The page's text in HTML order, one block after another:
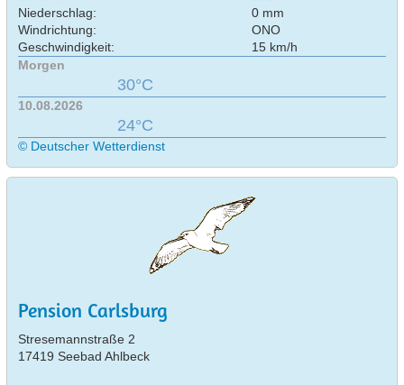
Niederschlag:
0 mm
Windrichtung:
ONO
Geschwindigkeit:
15 km/h
Morgen
30°C
10.08.2026
24°C
© Deutscher Wetterdienst
Pension Carlsburg
Stresemannstraße 2
17419 Seebad Ahlbeck